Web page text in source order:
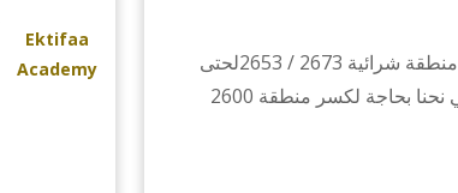
Ektifaa
Academy
الذهب اسبوعياً الارتداد يلي صار ومستمر من منطقة شرائية 2673 / 2653لحتى
نقدر نقول انو الدهب سلبي ع الفريم الاسبوعي نحنا بحاجة لكسر منطقة 2600